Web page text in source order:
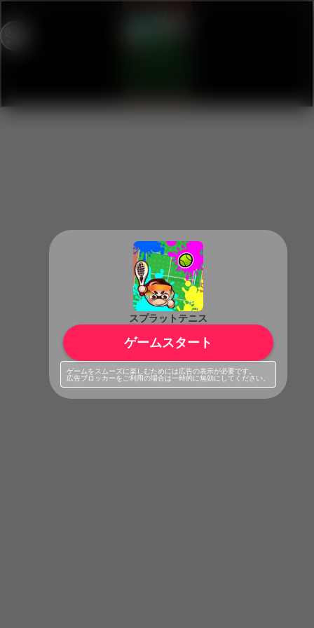
スプラットテニス
ゲームスタート
ゲームをスムーズに楽しむためには広告の表示が必要です。
広告ブロッカーをご利用の場合は一時的に無効にしてください。